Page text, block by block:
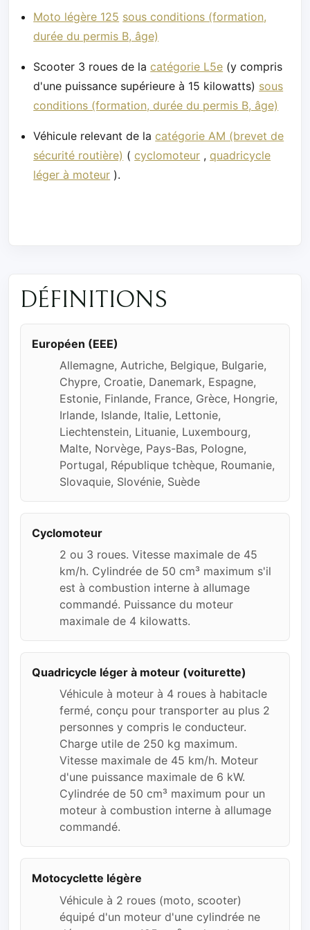
Moto légère 125 sous conditions (formation,
durée du permis B, âge)
Scooter 3 roues de lacatégorie L5e (y compris
d'une puissance supérieure à 15 kilowatts) sous
conditions (formation, durée du permis B, âge)
Véhicule relevant de lacatégorie AM (brevet de
sécurité routière) (cyclomoteur ,quadricycle
léger à moteur ).
DÉFINITIONS
Européen (EEE)
Allemagne, Autriche, Belgique, Bulgarie,
Chypre, Croatie, Danemark, Espagne,
Estonie, Finlande, France, Grèce, Hongrie,
Irlande, Islande, Italie, Lettonie,
Liechtenstein, Lituanie, Luxembourg,
Malte, Norvège, Pays-Bas, Pologne,
Portugal, République tchèque, Roumanie,
Slovaquie, Slovénie, Suède
Cyclomoteur
2 ou 3 roues. Vitesse maximale de 45
km/h. Cylindrée de 50 cm³ maximum s'il
est à combustion interne à allumage
commandé. Puissance du moteur
maximale de 4 kilowatts.
Quadricycle léger à moteur (voiturette)
Véhicule à moteur à 4 roues à habitacle
fermé, conçu pour transporter au plus 2
personnes y compris le conducteur.
Charge utile de 250 kg maximum.
Vitesse maximale de 45 km/h. Moteur
d'une puissance maximale de 6 kW.
Cylindrée de 50 cm³ maximum pour un
moteur à combustion interne à allumage
commandé.
Motocyclette légère
Véhicule à 2 roues (moto, scooter)
équipé d'un moteur d'une cylindrée ne